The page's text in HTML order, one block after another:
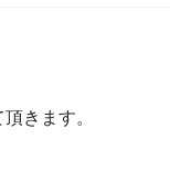
きます。